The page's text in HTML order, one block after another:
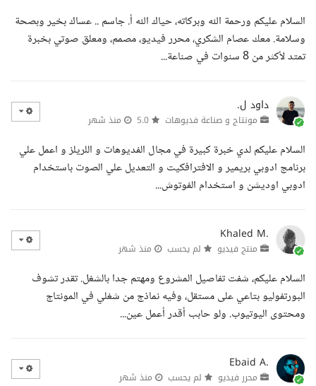
السلام عليكم ورحمة الله وبركاته، حياك الله أ. جاسم .. عساك بخير وبصحة
وسلامة. معك عصام الشكري، محرر فيديو، مصمم، ومعلق صوتي بخبرة
تمتد لأكثر من 8 سنوات في صناعة...
داود ل.
مونتاج و صناعة فديوهات منذ شهر
السلام عليكم لدي خبرة كبيرة في مجال الفديوهات و اللريلز و اعمل علي
برنامج ادوبي بريمير و الافترافكيت و التعديل علي الصوت باستخدام
ادوبي اوديشن و استخدام الفوتوش...
Khaled M.
منتج فيديو لم يحسب منذ شهر
السلام عليكم، شفت تفاصيل المشروع ومهتم جدا بالشغل. تقدر تشوف
البورتفوليو بتاعي على مستقل، وفيه نماذج من شغلي في المونتاج
ومحتوى اليوتيوب. ولو حابب أقدر أعمل عين...
Ebaid A.
محرر فيديو لم يحسب منذ شهر